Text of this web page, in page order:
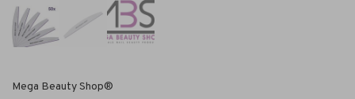
Mega Beauty Shop®